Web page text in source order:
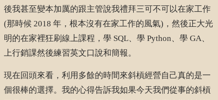
後我甚至變本加厲的跟主管說我禮拜三可不可以在家工作
(那時候 2018 年，根本沒有在家工作的風氣)，然後正大光
明的在家裡狂刷線上課程，學 SQL、學 Python、學 GA、
上行銷課然後練習英文口說和簡報。
現在回頭來看，利用多餘的時間來斜槓經營自己真的是一
個很棒的選擇。我的心得告訴我如果今天我們從事的斜槓